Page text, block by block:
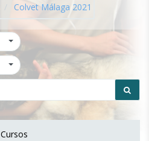
Colvet Málaga 2021
Cursos